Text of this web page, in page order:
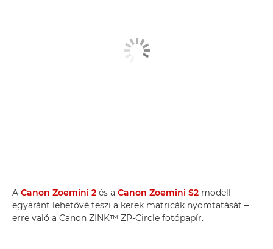
A Canon Zoemini 2 és a Canon Zoemini S2 modell
egyaránt lehetővé teszi a kerek matricák nyomtatását –
erre való a Canon ZINK™ ZP-Circle fotópapír.